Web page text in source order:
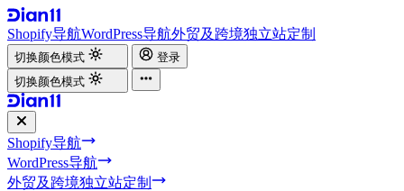
Shopify导航WordPress导航外贸及跨境独立站定制
切换颜色模式
登录
切换颜色模式
Shopify导航
WordPress导航
外贸及跨境独立站定制